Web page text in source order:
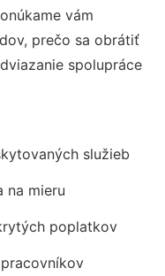
vám
prečo sa obrátiť
spolupráce
služieb
na mieru
poplatkov